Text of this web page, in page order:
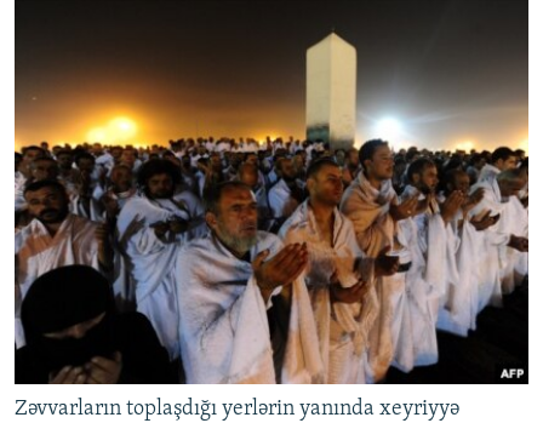
Zəvvarların toplaşdığı yerlərin yanında xeyriyyə